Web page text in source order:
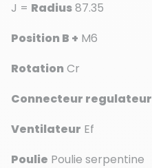
J = Radius87.35
Position B + M6
Rotation Cr
Connecteur regulateur
Ventilateur Ef
Poulie Poulie serpentine